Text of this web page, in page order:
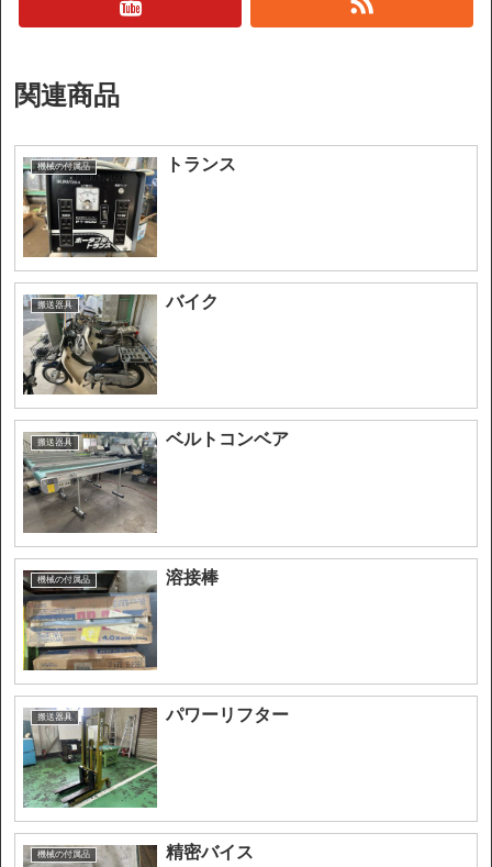
関連商品
機械の付属品 トランス
搬送器具 バイク
搬送器具 ベルトコンベア
機械の付属品 溶接棒
搬送器具 パワーリフター
機械の付属品 精密バイス